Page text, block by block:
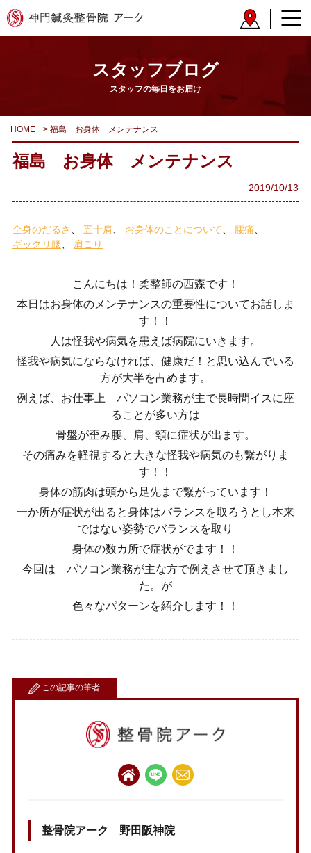
スタッフブログ
スタッフの毎日をお届け
HOME > 福島 お身体 メンテナンス
福島 お身体 メンテナンス
2019/10/13
全身のだるさ 五十肩 お身体のことについて
腰痛
ギックリ腰
肩こり
こんにちは！柔整師の西森です！
本日はお身体のメンテナンスの重要性についてお話しま
す！！
人は怪我や病気を患えば病院にいきます。
怪我や病気にならなければ、健康だ！と思い込んでいる
方が大半を占めます。
例えば、お仕事上 パソコン業務が主で長時間イスに座
ることが多い方は
骨盤が歪み腰、肩、頸に症状が出ます。
その痛みを軽視すると大きな怪我や病気のも繋がりま
す！！
身体の筋肉は頭から足先まで繋がっています！
一か所が症状が出ると身体はバランスを取ろうとし本来
ではない姿勢でバランスを取り
身体の数カ所で症状がでます！！
今回は パソコン業務が主な方で例えさせて頂きまし
た。が
色々なパターンを紹介します！！
この記事の筆者
整骨院アーク 野田阪神院